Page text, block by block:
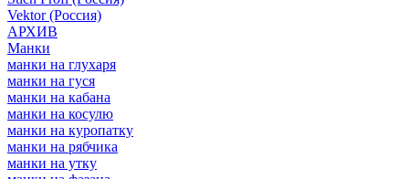
Vektor (Россия)
АРХИВ
Манки
манки на глухаря
манки на гуся
манки на кабана
манки на косулю
манки на куропатку
манки на рябчика
манки на утку